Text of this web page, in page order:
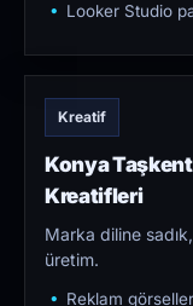
Looker Studio
Kreatif
Konya Taşkent
Kreatifleri
Marka diline
üretim.
Reklam